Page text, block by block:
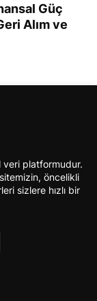
Güç
Alım ve
platformudur.
öncelikli
sizlere hızlı bir